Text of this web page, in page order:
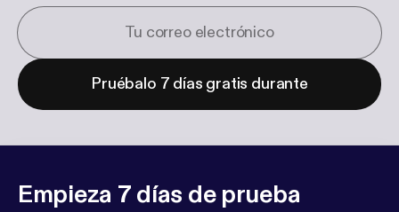
Pruébalo 7 días gratis durante
Empieza 7 días de prueba